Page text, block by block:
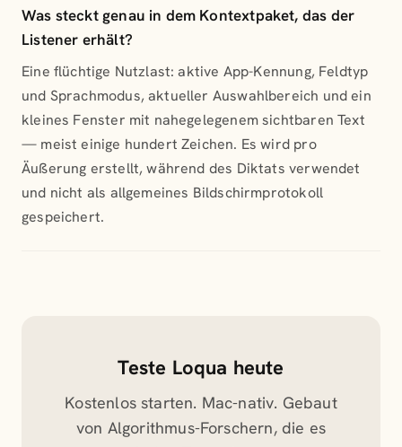
Was steckt genau in dem Kontextpaket, das der
Listener erhält?
Eine flüchtige Nutzlast: aktive App-Kennung, Feldtyp
und Sprachmodus, aktueller Auswahlbereich und ein
kleines Fenster mit nahegelegenem sichtbaren Text
— meist einige hundert Zeichen. Es wird pro
Äußerung erstellt, während des Diktats verwendet
und nicht als allgemeines Bildschirmprotokoll
gespeichert.
Teste Loqua heute
Kostenlos starten. Mac-nativ. Gebaut
von Algorithmus-Forschern, die es